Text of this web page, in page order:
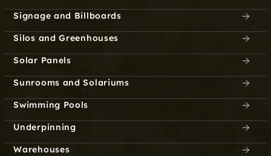
Signage and Billboards
Silos and Greenhouses
Solar Panels
Sunrooms and Solariums
Swimming Pools
Underpinning
Warehouses